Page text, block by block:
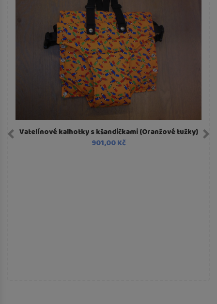
Vatelínové kalhotky s kšandičkami (Oranžové tužky)
901,00 Kč